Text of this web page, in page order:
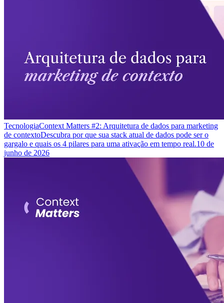
TecnologiaContext Matters #2: Arquitetura de dados para marketing
de contextoDescubra por que sua stack atual de dados pode ser o
gargalo e quais os 4 pilares para uma ativação em tempo real.10 de
junho de 2026